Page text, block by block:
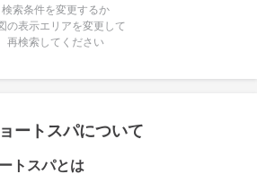
検索条件を変更するか
の表示エリアを変更して
再検索してください
ートスパについて
トスパとは